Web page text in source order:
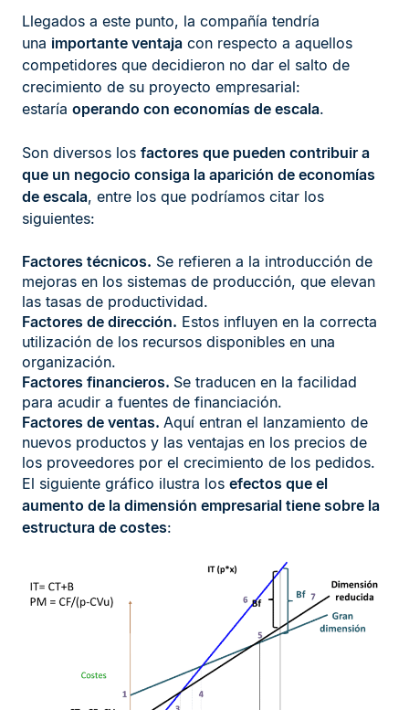
Llegados a este punto, la compañía tendría
una importante ventaja con respecto a aquellos
competidores que decidieron no dar el salto de
crecimiento de su proyecto empresarial:
estaría operando con economías de escala.
Son diversos los factores que pueden contribuir a
que un negocio consiga la aparición de economías
de escala, entre los que podríamos citar los
siguientes:
Factores técnicos. Se refieren a la introducción de
mejoras en los sistemas de producción, que elevan
las tasas de productividad.
Factores de dirección. Estos influyen en la correcta
utilización de los recursos disponibles en una
organización.
Factores financieros. Se traducen en la facilidad
para acudir a fuentes de financiación.
Factores de ventas. Aquí entran el lanzamiento de
nuevos productos y las ventajas en los precios de
los proveedores por el crecimiento de los pedidos.
El siguiente gráfico ilustra los efectos que el
aumento de la dimensión empresarial tiene sobre la
estructura de costes: